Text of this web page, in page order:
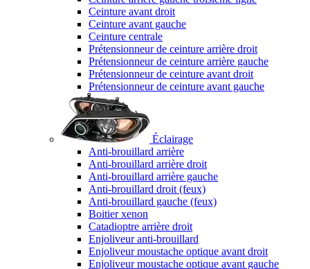
Ceinture avant droit
Ceinture avant gauche
Ceinture centrale
Prétensionneur de ceinture arrière droit
Prétensionneur de ceinture arrière gauche
Prétensionneur de ceinture avant droit
Prétensionneur de ceinture avant gauche
Éclairage
Anti-brouillard arrière
Anti-brouillard arrière droit
Anti-brouillard arrière gauche
Anti-brouillard droit (feux)
Anti-brouillard gauche (feux)
Boitier xenon
Catadioptre arrière droit
Enjoliveur anti-brouillard
Enjoliveur moustache optique avant droit
Enjoliveur moustache optique avant gauche